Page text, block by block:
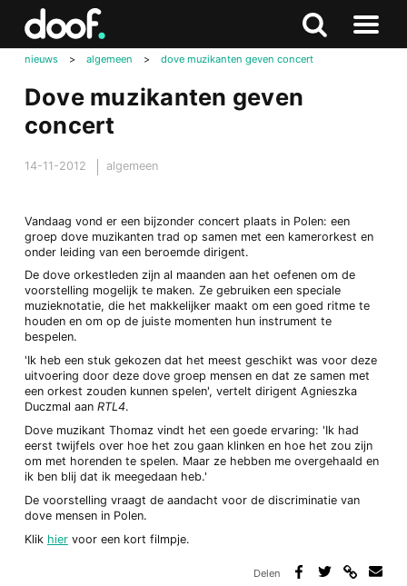
Zoeken
Naar
nieuws > algemeen > dove muzikanten geven concert
Dove muzikanten geven
concert
14-11-2012 algemeen
Vandaag vond er een bijzonder concert plaats in Polen: een
groep dove muzikanten trad op samen met een kamerorkest en
onder leiding van een beroemde dirigent.
De dove orkestleden zijn al maanden aan het oefenen om de
voorstelling mogelijk te maken. Ze gebruiken een speciale
muzieknotatie, die het makkelijker maakt om een goed ritme te
houden en om op de juiste momenten hun instrument te
bespelen.
'Ik heb een stuk gekozen dat het meest geschikt was voor deze
uitvoering door deze dove groep mensen en dat ze samen met
een orkest zouden kunnen spelen', vertelt dirigent Agnieszka
Duczmal aan RTL4.
Dove muzikant Thomaz vindt het een goede ervaring: 'Ik had
eerst twijfels over hoe het zou gaan klinken en hoe het zou zijn
om met horenden te spelen. Maar ze hebben me overgehaald en
ik ben blij dat ik meegedaan heb.'
De voorstelling vraagt de aandacht voor de discriminatie van
dove mensen in Polen.
Klik hiervoor een kort filmpje.
Delen
Doof.nl
Zoeken